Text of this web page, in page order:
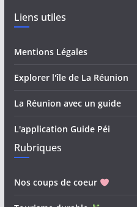
Liens utiles
Mentions Légales
Explorer l'île de La Réunion
La Réunion avec un guide
L'application Guide Péi
Rubriques
Nos coups de coeur